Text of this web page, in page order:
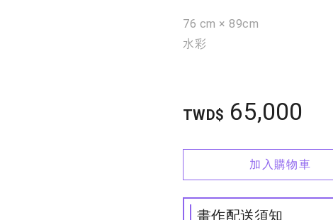
76 cm × 89cm
水彩
TWD$ 65,000
加入購物車
畫作配送須知